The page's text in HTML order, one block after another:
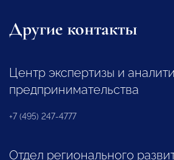
Другие контакты
Центр экспертизы и
предпринимательства
+7 (495) 247-4777
Отдел регионального